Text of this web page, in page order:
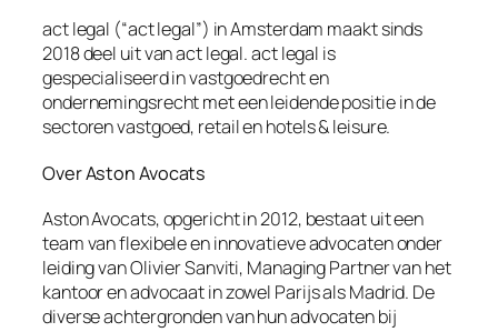
act legal (“act legal”) in Amsterdam maakt sinds
2018 deel uit van act legal. act legal is
gespecialiseerd in vastgoedrecht en
ondernemingsrecht met een leidende positie in de
sectoren vastgoed, retail en hotels & leisure.
Over Aston Avocats
Aston Avocats, opgericht in 2012, bestaat uit een
team van flexibele en innovatieve advocaten onder
leiding van Olivier Sanviti, Managing Partner van het
kantoor en advocaat in zowel Parijs als Madrid. De
diverse achtergronden van hun advocaten bij